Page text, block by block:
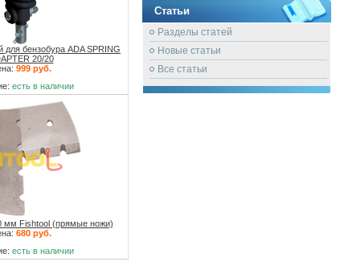
для бензобура ADA SPRING
20/20
999 руб.
есть в наличии
мм Fishtool (прямые ножи)
680 руб.
есть в наличии
Статьи
Разделы статей
Новые статьи
Все статьи